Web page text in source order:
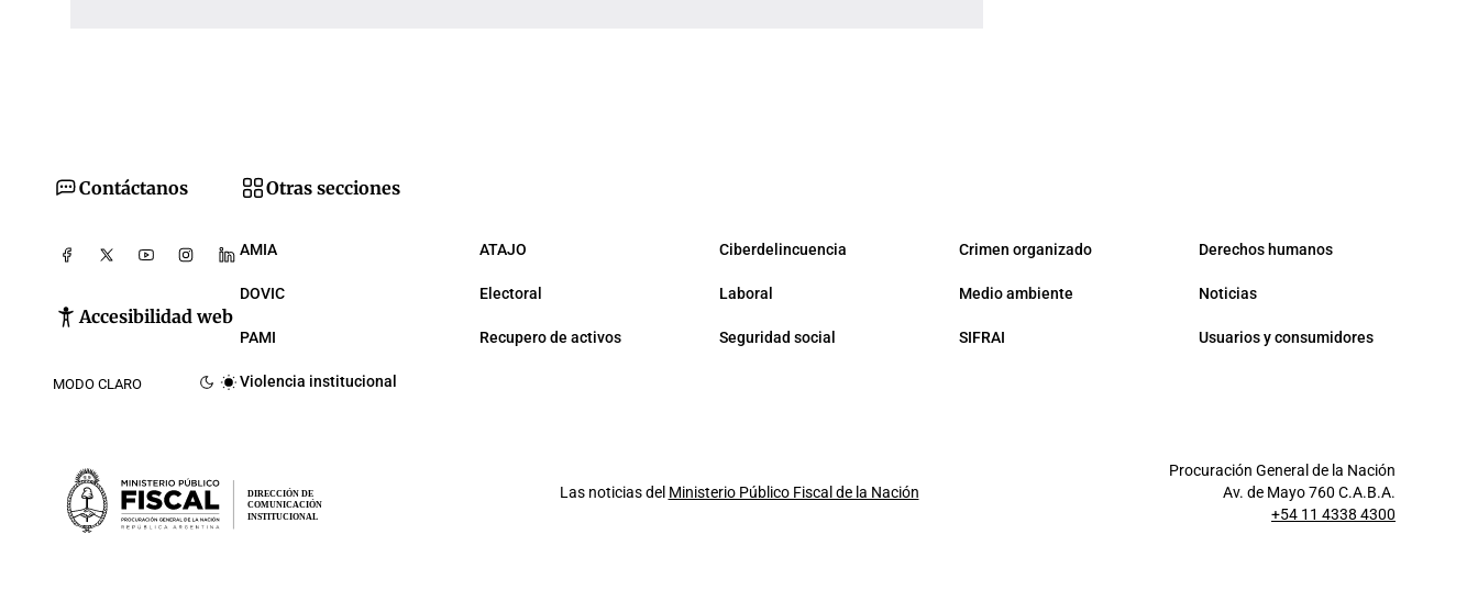
Contáctanos
Accesibilidad web
MODO CLARO
Otras secciones
AMIA ATAJO Ciberdelincuencia Crimen organizado Derechos humanos
DOVIC Electoral Laboral Medio ambiente Noticias
PAMI Recupero de activos Seguridad social SIFRAI Usuarios y consumidores
Violencia institucional
DIRECCIÓN DE
COMUNICACIÓN
INSTITUCIONAL
Las noticias del Ministerio Público Fiscal de la Nación
Procuración General de la Nación
Av. de Mayo 760 C.A.B.A.
+54 11 4338 4300